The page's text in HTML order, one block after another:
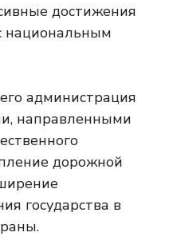
достижения
национальным
администрация
направленными
дорожной
государства в